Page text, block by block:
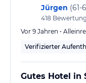
Jürgen (61-
418
Vor 9 Jahren •
Verifizierter
Gutes Hotel in